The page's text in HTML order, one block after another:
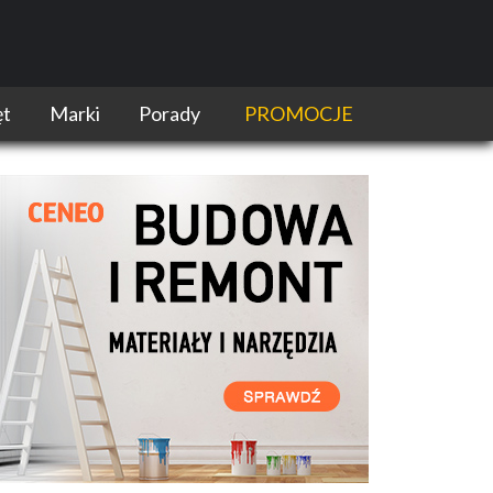
narzędzi
Marki
Bosch
Dewalt
Fein
FLEX
Hikoki
Hilti
Makita
Metabo
Milwaukee
Ryobi
Porady
DIY
Prace remontowo-budowlane
Prace w ogrodzie
Rankingi i porównania narzędzi
Systemy narzędziowe i serie
Testy i recenzje
PROMOCJE